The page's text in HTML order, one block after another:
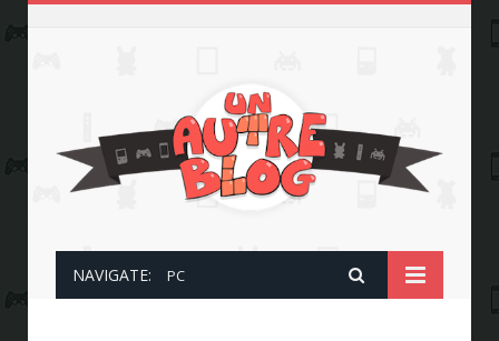
NAVIGATE: PC